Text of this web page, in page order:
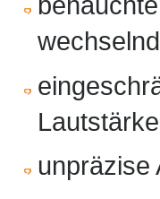
unpräzise